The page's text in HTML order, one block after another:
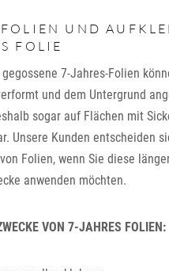
UND
FOLIE
7-Jahres-Folien
und dem Untergrund
sogar auf Flächen mit
Unsere Kunden entscheiden
Folien, wenn Sie diese
anwenden möchten.
VON 7-JAHRES FOLIEN: